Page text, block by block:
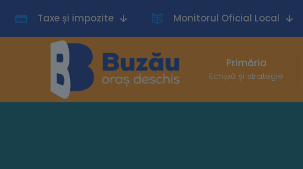
Taxe și impozite Monitorul Oficial Local
Primăria
Echipă și strategie